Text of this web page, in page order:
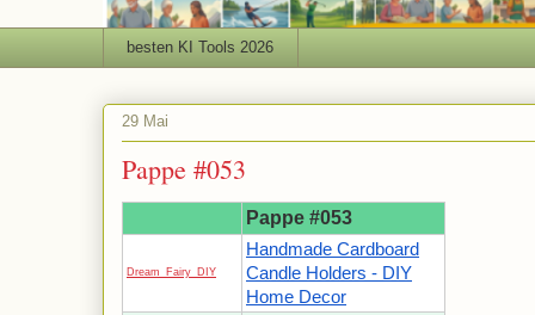
besten KI Tools 2026
29 Mai
Pappe #053
Pappe #053
Dream_Fairy_DIY
Handmade Cardboard
Candle Holders - DIY
Home Decor